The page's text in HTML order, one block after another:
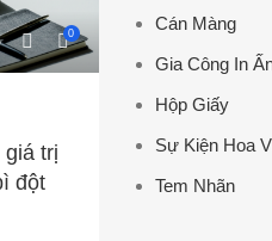
0
giá trị
đột
Cán Màng
Gia Công In
Hộp Giấy
Sự Kiện Hoa
Tem Nhãn